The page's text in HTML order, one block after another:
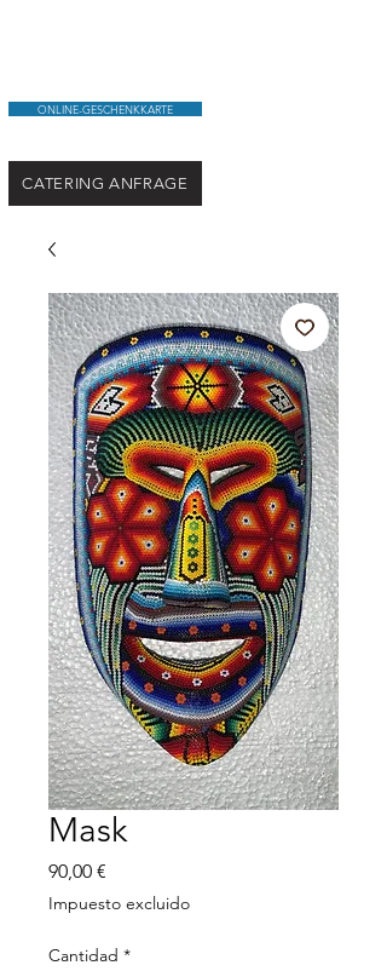
ONLINE-GESCHENKKARTE
CATERING ANFRAGE
Mask
90,00 €
Impuesto excluido
Cantidad *